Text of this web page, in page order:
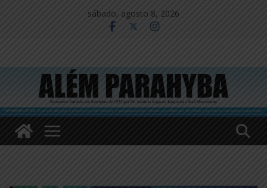
sábado, agosto 8, 2026